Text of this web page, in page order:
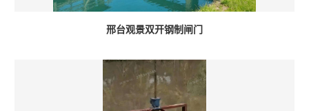
邢台观景双开钢制闸门